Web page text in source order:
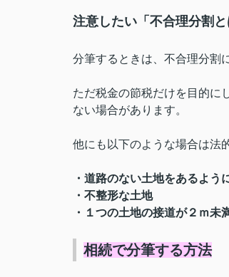
注意したい「不合理分割と
分筆するときは、不合理分割
ただ税金の節税だけを目的に
ない場合があります。
他にも以下のような場合は法
・道路のない土地をあるよう
・不整形な土地
・１つの土地の接道が２ｍ
相続で分筆する方法